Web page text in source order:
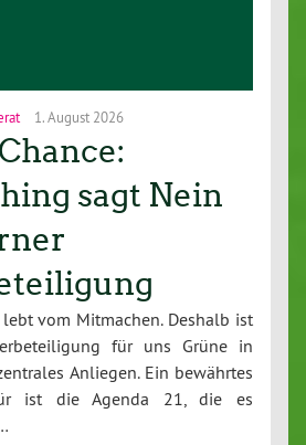
1. August 2026
sagt Nein
vom Mitmachen. Deshalb ist
für uns Grüne in
Anliegen. Ein bewährtes
ist die Agenda 21, die es